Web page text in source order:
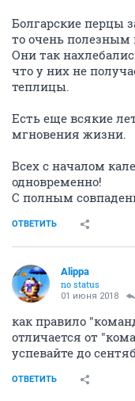
Болгарские перцы
то очень полезным
Они так
что у них не
теплицы.
Есть еще всякие
мгновения жизни.
Всех с началом
одновременно!
С полным
ОТВЕТИТЬ
Alippa
no status
01 июня 2018
как правило
отличается от
успевайте до
ОТВЕТИТЬ